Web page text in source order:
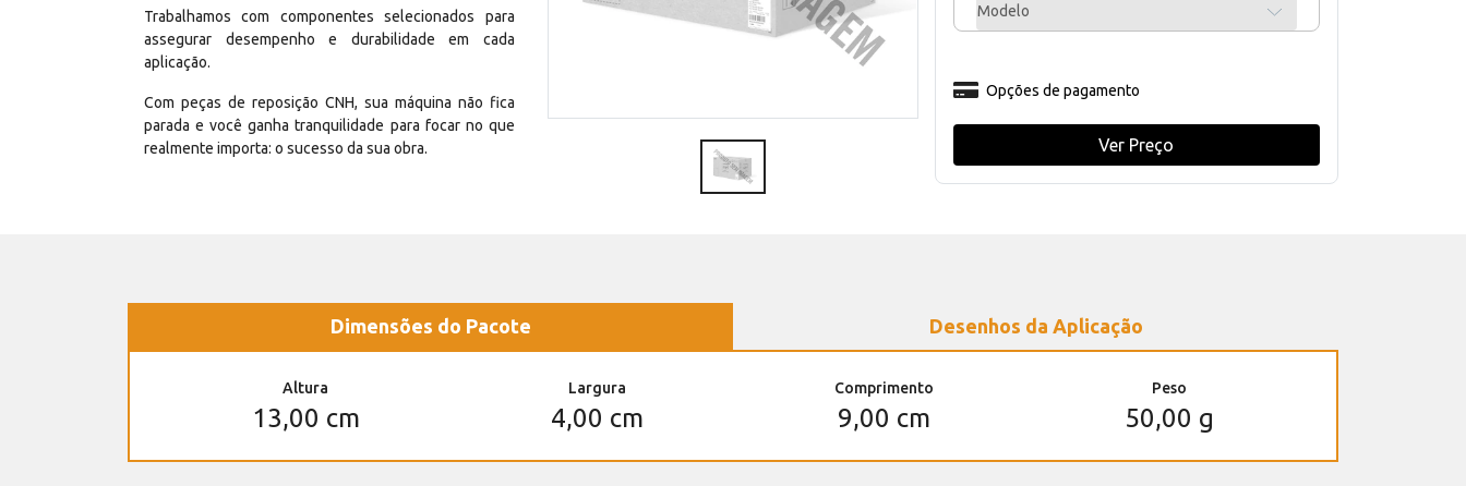
Trabalhamos com componentes selecionados para
assegurar desempenho e durabilidade em cada
aplicação.
Com peças de reposição CNH, sua máquina não fica
parada e você ganha tranquilidade para focar no que
realmente importa: o sucesso da sua obra.
Modelo
Opções de pagamento
Ver Preço
Dimensões do Pacote Desenhos da Aplicação
Altura
13,00 cm
Largura
4,00 cm
Comprimento
9,00 cm
Peso
50,00 g